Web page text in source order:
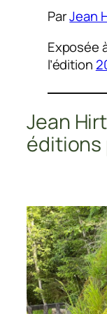
ParJean
Exposée
l’édition
Jean
éditions